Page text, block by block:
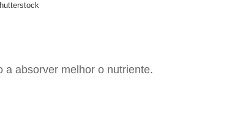
a absorver melhor o nutriente.